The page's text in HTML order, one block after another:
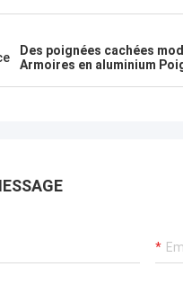
Des poignées cachées
Armoires en aluminium